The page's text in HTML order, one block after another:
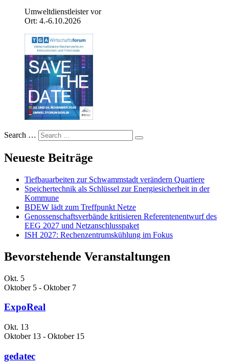
Umweltdienstleister vor
Ort: 4.-6.10.2026
Search …
Neueste Beiträge
Tiefbauarbeiten zur Schwammstadt verändern Quartiere
Speichertechnik als Schlüssel zur Energiesicherheit in der
Kommune
BDEW lädt zum Treffpunkt Netze
Genossenschaftsverbände kritisieren Referentenentwurf des
EEG 2027 und Netzanschlusspaket
ISH 2027: Rechenzentrumskühlung im Fokus
Bevorstehende Veranstaltungen
Okt. 5
Oktober 5 - Oktober 7
ExpoReal
Okt. 13
Oktober 13 - Oktober 15
gedatec